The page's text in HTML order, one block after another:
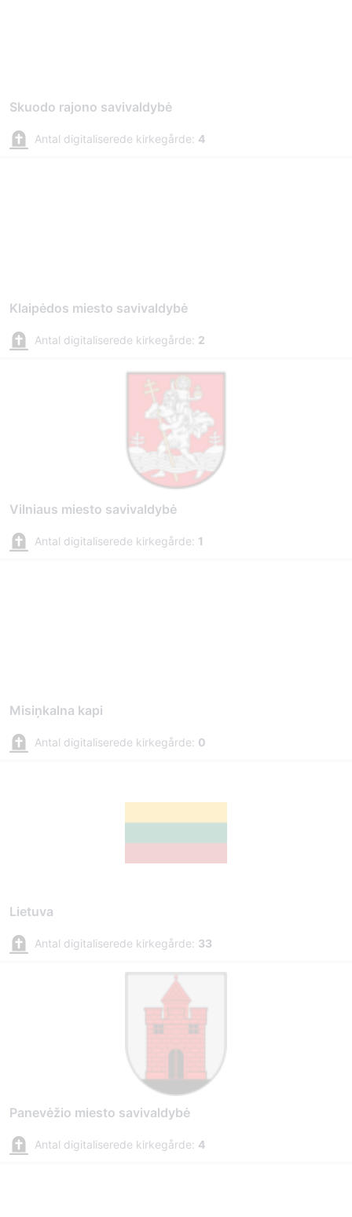
Skuodo rajono savivaldybė
Antal digitaliserede kirkegårde: 4
Klaipėdos miesto savivaldybė
Antal digitaliserede kirkegårde: 2
Vilniaus miesto savivaldybė
Antal digitaliserede kirkegårde: 1
Misiņkalna kapi
Antal digitaliserede kirkegårde: 0
Lietuva
Antal digitaliserede kirkegårde: 33
Panevėžio miesto savivaldybė
Antal digitaliserede kirkegårde: 4